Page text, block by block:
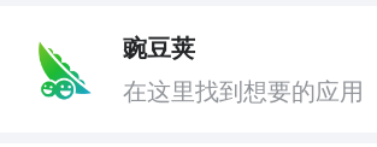
豌豆荚
在这里找到想要的应用